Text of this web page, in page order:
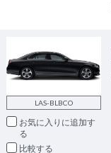
LAS-BLBCO
お気に入りに追加
比較